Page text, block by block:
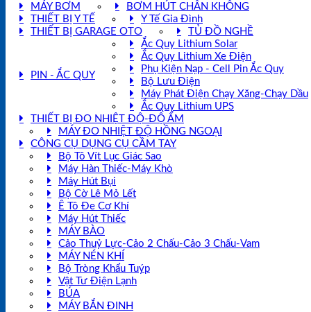
MÁY BƠM
BƠM HÚT CHÂN KHÔNG
THIẾT BỊ Y TẾ
Y Tế Gia Đình
THIẾT BỊ GARAGE OTO
TỦ ĐỒ NGHỀ
PIN - ẮC QUY
Ắc Quy Lithium Solar
Ắc Quy Lithium Xe Điện
Phụ Kiện Nạp - Cell Pin Ắc Quy
Bộ Lưu Điện
Máy Phát Điện Chạy Xăng-Chạy Dầu
Ắc Quy Lithium UPS
THIẾT BỊ ĐO NHIỆT ĐỘ-ĐỘ ẨM
MÁY ĐO NHIỆT ĐỘ HỒNG NGOẠI
CÔNG CỤ DỤNG CỤ CẦM TAY
Bộ Tô Vít Lục Giác Sao
Máy Hàn Thiếc-Máy Khò
Máy Hút Bụi
Bộ Cờ Lê Mỏ Lết
Ê Tô Đe Cơ Khí
Máy Hút Thiếc
MÁY BÀO
Cảo Thuỷ Lực-Cảo 2 Chấu-Cảo 3 Chấu-Vam
MÁY NÉN KHÍ
Bộ Tròng Khẩu Tuýp
Vật Tư Điện Lạnh
BÚA
MÁY BẮN ĐINH